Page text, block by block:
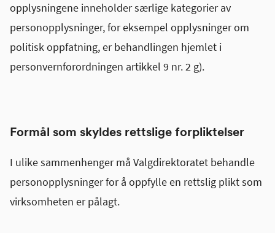
opplysningene inneholder særlige kategorier av
personopplysninger, for eksempel opplysninger om
politisk oppfatning, er behandlingen hjemlet i
personvernforordningen artikkel 9 nr. 2 g).
Formål som skyldes rettslige forpliktelser
I ulike sammenhenger må Valgdirektoratet behandle
personopplysninger for å oppfylle en rettslig plikt som
virksomheten er pålagt.